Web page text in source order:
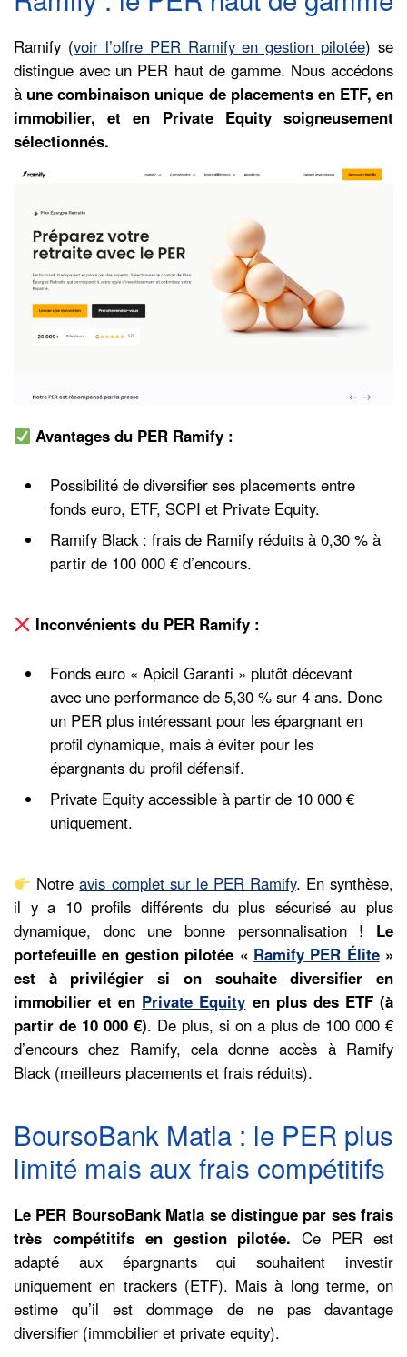
Ramify (voir l’offre PER Ramify en gestion pilotée) se
distingue avec un PER haut de gamme. Nous accédons
à une combinaison unique de placements en ETF, en
immobilier, et en Private Equity soigneusement
sélectionnés.
Avantages du PER Ramify :
Possibilité de diversifier ses placements entre
fonds euro, ETF, SCPI et Private Equity.
Ramify Black : frais de Ramify réduits à 0,30 % à
partir de 100 000 € d’encours.
Inconvénients du PER Ramify :
Fonds euro « Apicil Garanti » plutôt décevant
avec une performance de 5,30 % sur 4 ans. Donc
un PER plus intéressant pour les épargnant en
profil dynamique, mais à éviter pour les
épargnants du profil défensif.
Private Equity accessible à partir de 10 000 €
uniquement.
Notreavis complet sur le PER Ramify. En synthèse,
il y a 10 profils différents du plus sécurisé au plus
dynamique, donc une bonne personnalisation ! Le
portefeuille en gestion pilotée « Ramify PER Élite»
est à privilégier si on souhaite diversifier en
immobilier et en Private Equity en plus des ETF (à
partir de 10 000 €). De plus, si on a plus de 100 000 €
d’encours chez Ramify, cela donne accès à Ramify
Black (meilleurs placements et frais réduits).
BoursoBank Matla : le PER plus
limité mais aux frais compétitifs
Le PER BoursoBank Matla se distingue par ses frais
très compétitifs en gestion pilotée. Ce PER est
adapté aux épargnants qui souhaitent investir
uniquement en trackers (ETF). Mais à long terme, on
estime qu’il est dommage de ne pas davantage
diversifier (immobilier et private equity).